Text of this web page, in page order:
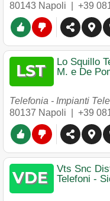
80143 Napoli +39
Lo Squillo
M. e De
Telefonia - Impianti
80137 Napoli +39
Vts Snc
Telefoni -